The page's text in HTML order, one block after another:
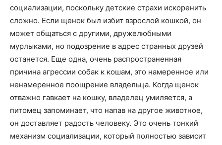
социализации, поскольку детские страхи искоренить
сложно. Если щенок был избит взрослой кошкой, он
может общаться с другими, дружелюбными
мурлыками, но подозрение в адрес странных друзей
останется. Еще одна, очень распространенная
причина агрессии собак к кошам, это намеренное или
ненамеренное поощрение владельца. Когда щенок
отважно гавкает на кошку, владелец умиляется, а
питомец запоминает, что напав на другое животное,
он доставляет радость человеку. Это очень тонкий
механизм социализации, который полностью зависит